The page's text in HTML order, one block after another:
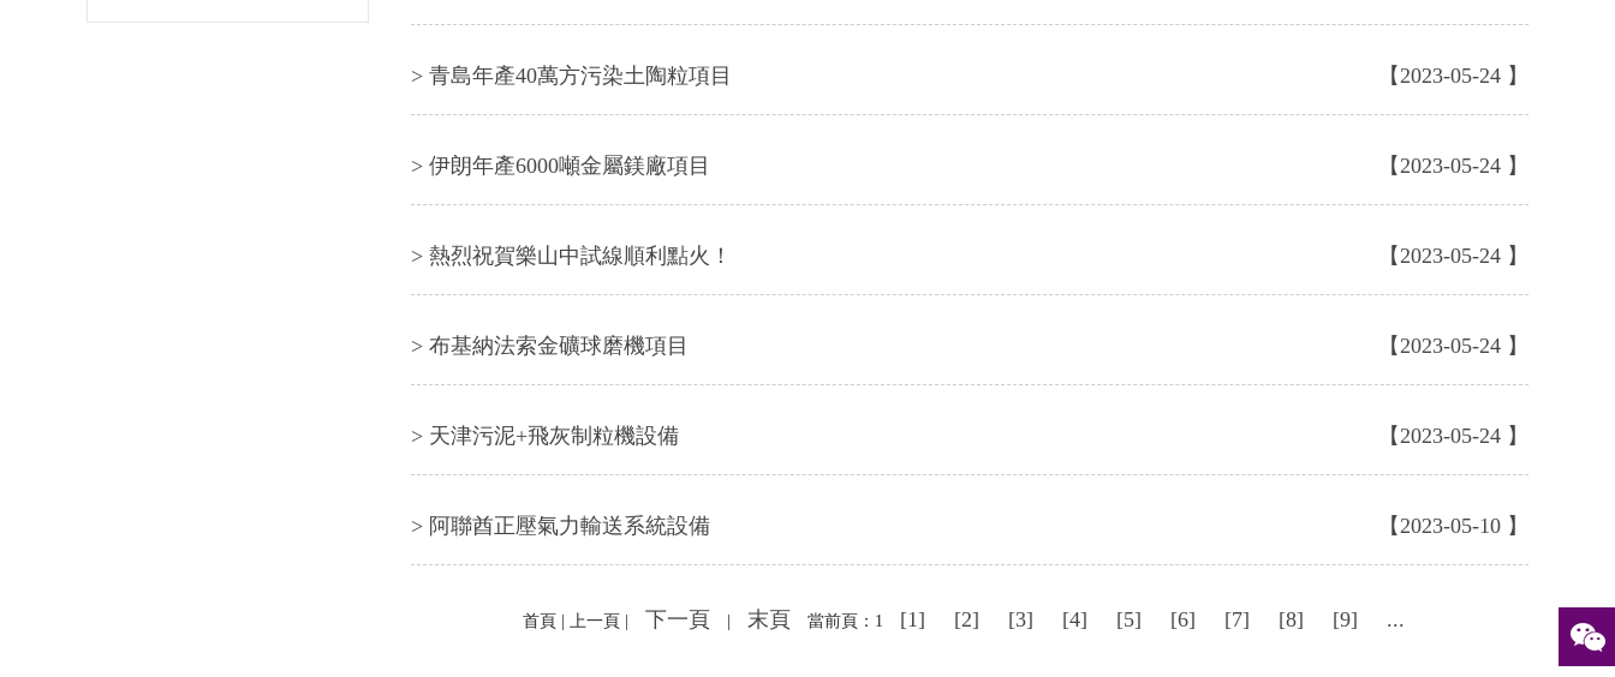
> 青島年產40萬方污染土陶粒項目 【2023-05-24 】
> 伊朗年產6000噸金屬鎂廠項目 【2023-05-24 】
> 熱烈祝賀樂山中試線順利點火！ 【2023-05-24 】
> 布基納法索金礦球磨機項目 【2023-05-24 】
> 天津污泥+飛灰制粒機設備 【2023-05-24 】
> 阿聯酋正壓氣力輸送系統設備 【2023-05-10 】
首頁 | 上一頁 | 下一頁 末頁 當前頁：1 [1] [2] [3] [4] [5] [6] [7] [8] [9] ...